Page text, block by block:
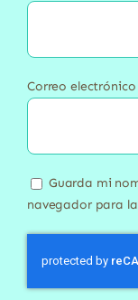
Correo electrónico
Guarda mi
navegador para